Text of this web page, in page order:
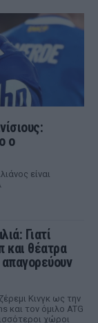
ο
είναι
Γιατί
και θέατρα
Κινγκ ως την
και τον όμιλο ATG
χώροι